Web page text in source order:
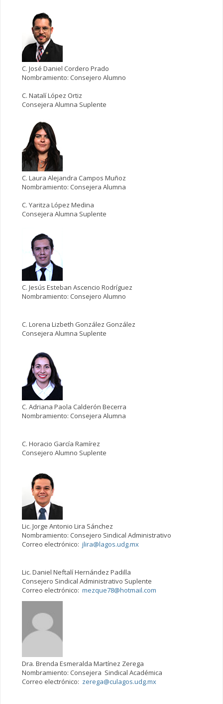
C. José Daniel Cordero Prado
Nombramiento: Consejero Alumno
C. Natalí López Ortiz
Consejera Alumna Suplente
C. Laura Alejandra Campos Muñoz
Nombramiento: Consejera Alumna
C. Yaritza López Medina
Consejera Alumna Suplente
C. Jesús Esteban Ascencio Rodríguez
Nombramiento: Consejero Alumno
C. Lorena Lizbeth González González
Consejera Alumna Suplente
C. Adriana Paola Calderón Becerra
Nombramiento: Consejera Alumna
C. Horacio García Ramírez
Consejero Alumno Suplente
Lic. Jorge Antonio Lira Sánchez
Nombramiento: Consejero Sindical Administrativo
Correo electrónico: jlira@lagos.udg.mx
Lic. Daniel Neftalí Hernández Padilla
Consejero Sindical Administrativo Suplente
Correo electrónico: mezque78@hotmail.com
Dra. Brenda Esmeralda Martínez Zerega
Nombramiento: Consejera Sindical Académica
Correo electrónico: zerega@culagos.udg.mx